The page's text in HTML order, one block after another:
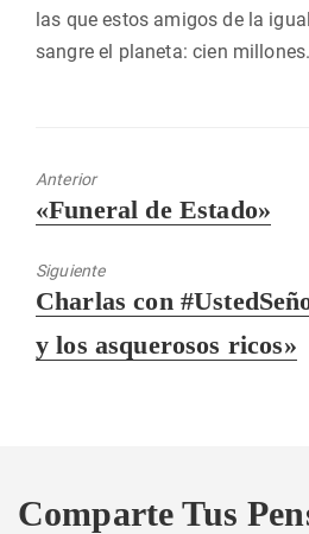
las que estos amigos de la
sangre el planeta: cien millones.
Anterior
Entrada
«Funeral de Estado»
Siguiente
Entrada
Charlas con
y los asquerosos ricos»
Comparte Tus